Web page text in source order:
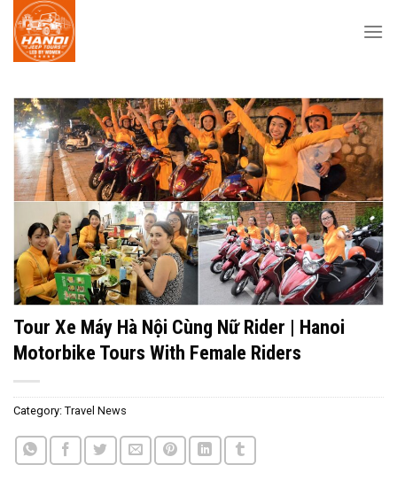
Skip
content
Tour Xe Máy Hà Nội Cùng Nữ Rider | Hanoi
Motorbike Tours With Female Riders
Category: Travel News